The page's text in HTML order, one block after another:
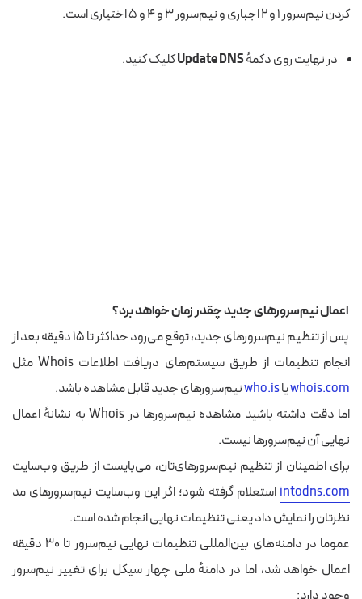
کردن نیم‌سرور ۱ و ۲ اجباری و نیم‌سرور ۳ و ۴ و ۵ اختیاری است.
در نهایت روی دکمهٔUpdate DNSکلیک کنید.
اعمال نیم‌سرورهای جدید چقدر زمان خواهد برد؟
پس از تنظیم نیم‌سرورهای جدید، توقع می‌رود حداکثر تا ۱۵ دقیقه بعد از
انجام تنظیمات از طریق سیستم‌های دریافت اطلاعات Whois مثل
whois.comیاwho.isنیم‌سرورهای جدید قابل مشاهده باشد.
اما دقت داشته باشید مشاهده نیم‌سرورها در Whois به نشانهٔ اعمال
نهایی آن نیم‌سرورها نیست.
برای اطمینان از تنظیم نیم‌سرورهای‌تان، می‌بایست از طریق وب‌سایت
intodns.com استعلام گرفته شود؛ اگر این وب‌سایت نیم‌سرورهای مد
نظرتان را نمایش داد یعنی تنظیمات نهایی انجام شده است.
عموما در دامنه‌های بین‌المللی تنظیمات نهایی نیم‌سرور تا ۳۰ دقیقه
اعمال خواهد شد، اما در دامنهٔ ملی چهار سیکل برای تغییر نیم‌سرور